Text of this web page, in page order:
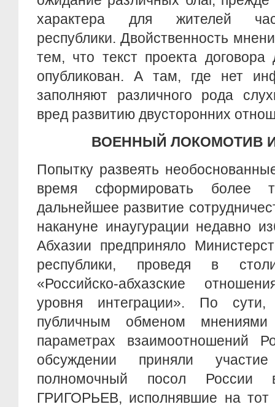
характера для жителей
республики. Двойственность
тем, что текст проекта
опубликован. А там, где нет
заполняют различного рода
вред развитию двусторонних
ВОЕННЫЙ ЛОКОМОТИВ
Попытку развеять
время сформировать более
дальнейшее развитие
накануне инаугурации недавно
Абхазии предприняло
республики, проведя в
«Российско-абхазские
уровня интеграции». По
публичным обменом
параметрах взаимоотношений
обсуждении приняли
полномочный посол
ГРИГОРЬЕВ, исполнявшие на тот